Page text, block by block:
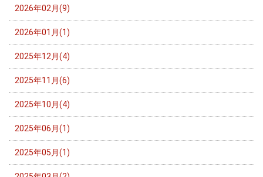
2026年02月(9)
2026年01月(1)
2025年12月(4)
2025年11月(6)
2025年10月(4)
2025年06月(1)
2025年05月(1)